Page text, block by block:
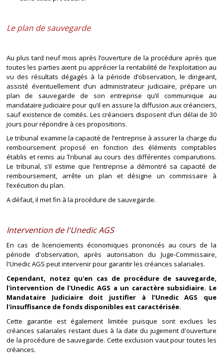
Le plan de sauvegarde
Au plus tard neuf mois après l’ouverture de la procédure après que
toutes les parties aient pu apprécier la rentabilité de l’exploitation au
vu des résultats dégagés à la période d’observation, le dirigeant,
assisté éventuellement d’un administrateur judiciaire, prépare un
plan de sauvegarde de son entreprise qu’il communique au
mandataire judiciaire pour qu’il en assure la diffusion aux créanciers,
sauf existence de comités. Les créanciers disposent d’un délai de 30
jours pour répondre à ces propositions.
Le tribunal examine la capacité de l’entreprise à assurer la charge du
remboursement proposé en fonction des éléments comptables
établis et remis au Tribunal au cours des différentes comparutions.
Le tribunal, s’il estime que l’entreprise a démontré sa capacité de
remboursement, arrête un plan et désigne un commissaire à
l’exécution du plan.
A défaut, il met fin à la procédure de sauvegarde.
Intervention de l'Unedic AGS
En cas de licenciements économiques prononcés au cours de la
période d'observation, après autorisation du Juge-Commissaire,
l'Unedic AGS peut intervenir pour garantir les créances salariales.
Cependant, notez qu'en cas de procédure de sauvegarde,
l'intervention de l'Unedic AGS a un caractère subsidiaire. Le
Mandataire Judiciaire doit justifier à l'Unedic AGS que
l'insuffisance de fonds disponibles est caractérisée.
Cette garantie est également limitée puisque sont exclues les
créances salariales restant dues à la date du jugement d'ouverture
de la procédure de sauvegarde. Cette exclusion vaut pour toutes les
créances.